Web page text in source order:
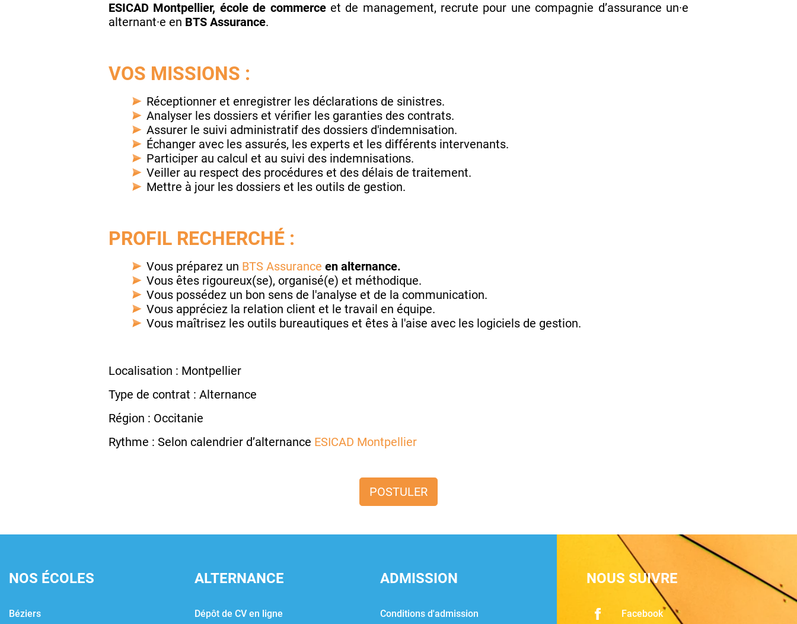
ESICAD Montpellier, école de commerceet de management, recrute pour une compagnie d’assurance un·e
alternant·e en BTS Assurance.
VOS MISSIONS :
Réceptionner et enregistrer les déclarations de sinistres.
Analyser les dossiers et vérifier les garanties des contrats.
Assurer le suivi administratif des dossiers d'indemnisation.
Échanger avec les assurés, les experts et les différents intervenants.
Participer au calcul et au suivi des indemnisations.
Veiller au respect des procédures et des délais de traitement.
Mettre à jour les dossiers et les outils de gestion.
PROFIL RECHERCHÉ :
Vous préparez un BTS Assurance en alternance.
Vous êtes rigoureux(se), organisé(e) et méthodique.
Vous possédez un bon sens de l'analyse et de la communication.
Vous appréciez la relation client et le travail en équipe.
Vous maîtrisez les outils bureautiques et êtes à l'aise avec les logiciels de gestion.
Localisation : Montpellier
Type de contrat : Alternance
Région : Occitanie
Rythme : Selon calendrier d’alternance ESICAD Montpellier
POSTULER
NOS ÉCOLES
Béziers
ALTERNANCE
Dépôt de CV en ligne
ADMISSION
Conditions d'admission
NOUS SUIVRE
Facebook